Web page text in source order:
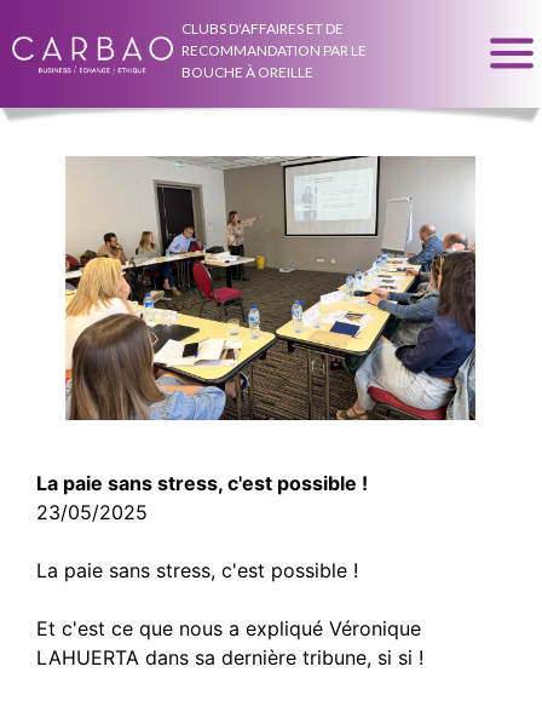
CLUBS D'AFFAIRES ET DE
RECOMMANDATION PAR LE
BOUCHE À OREILLE
La paie sans stress, c'est possible !
23/05/2025
La paie sans stress, c'est possible !
Et c'est ce que nous a expliqué Véronique
LAHUERTA dans sa dernière tribune, si si !